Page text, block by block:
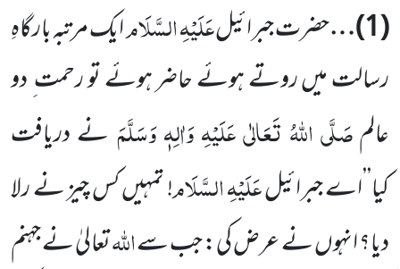
(
1
)…حضرت جبرائیلعَلَیْہِ السَّلَامایک مرتبہ بارگاہِ
رسالت میں روتے ہوئے حاضر ہوئے تو رحمت ِ دو
عالمصَلَّی اللہُ تَعَالٰی عَلَیْہِ وَاٰلِہٖ وَسَلَّمَ نے دریافت
کیا’’اے جبرائیلعَلَیْہِ السَّلَام! تمہیں کس چیز نے رلا
دیا؟ انہوں نے عرض کی: جب سےاللہتعالیٰ نے جہنم